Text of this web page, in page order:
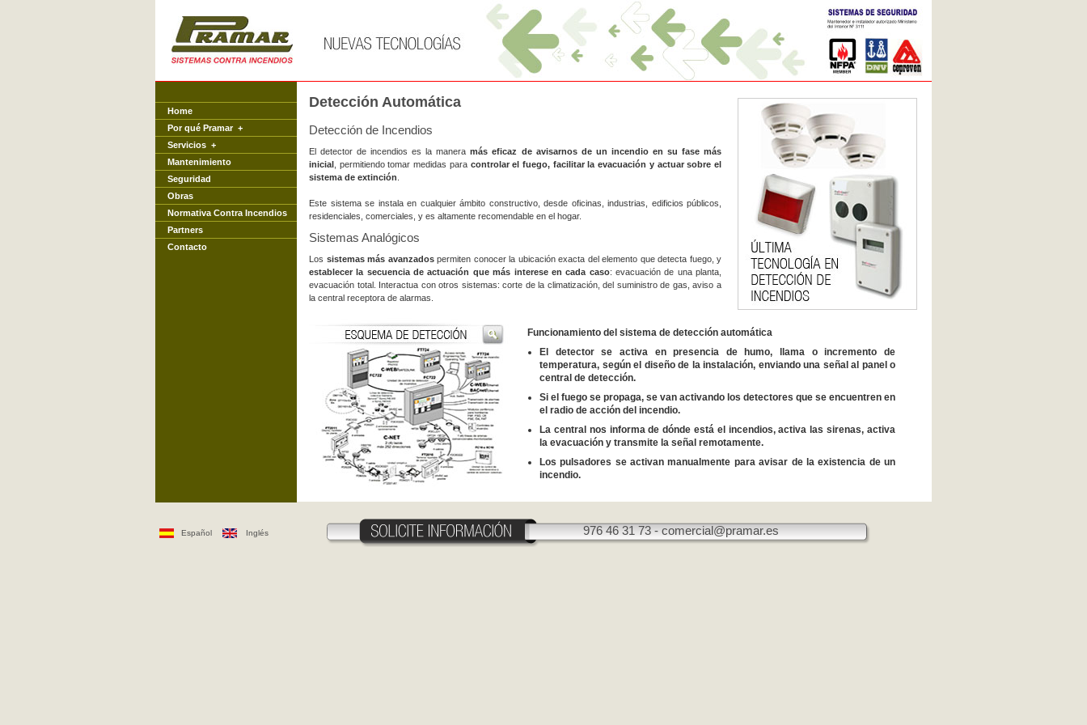
Home
Por qué Pramar +
Servicios +
Mantenimiento
Seguridad
Obras
Normativa Contra Incendios
Partners
Contacto
Detección Automática
Detección de Incendios
El detector de incendios es la maneramás eficaz de avisarnos de un incendio en su fase más
inicial , permitiendo tomar medidas para controlar el fuego, facilitar la evacuación y actuar sobre el
sistema de extinción
Este sistema se instala en cualquier ámbito constructivo, desde oficinas, industrias, edificios públicos,
residenciales, comerciales, y es altamente recomendable en el hogar.
Sistemas Analógicos
Los sistemas más avanzadospermiten conocer la ubicación exacta del elemento que detecta fuego, y
establecer la secuencia de actuación que más interese en cada caso: evacuación de una planta,
evacuación total. Interactua con otros sistemas: corte de la climatización, del suministro de gas, aviso a
la central receptora de alarmas.
Funcionamiento del sistema de detección automática
El detector se activa en presencia de humo, llama o incremento de
temperatura, según el diseño de la instalación, enviando una señal al panel o
central de detección.
Si el fuego se propaga, se van activando los detectores que se encuentren en
el radio de acción del incendio.
La central nos informa de dónde está el incendios, activa las sirenas, activa
la evacuación y transmite la señal remotamente.
Los pulsadores se activan manualmente para avisar de la existencia de un
incendio.
Español Inglés 976 46 31 73 -comercial@pramar.es